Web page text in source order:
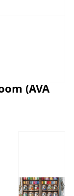
(AVA